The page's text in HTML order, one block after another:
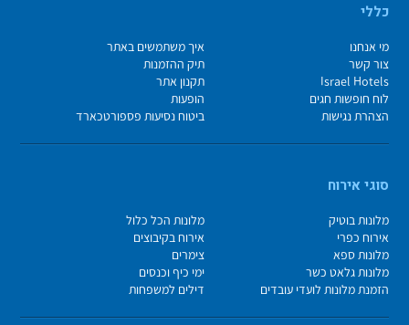
כללי
מי אנחנו
איך משתמשים באתר
צור קשר
תיק ההזמנות
Israel Hotels
תקנון אתר
לוח חופשות חגים
הופעות
הצהרת נגישות
ביטוח נסיעות פספורטכארד
סוגי אירוח
מלונות בוטיק
מלונות הכל כלול
אירוח כפרי
אירוח בקיבוצים
מלונות ספא
צימרים
מלונות גלאט כשר
ימי כיף וכנסים
הזמנת מלונות לועדי עובדים
דילים למשפחות